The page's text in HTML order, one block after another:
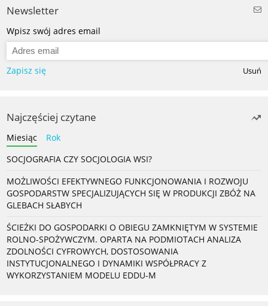
Newsletter
Wpisz swój adres email
Zapisz się Usuń
Najczęściej czytane
Miesiąc
Rok
SOCJOGRAFIA CZY SOCJOLOGIA WSI?
MOŻLIWOŚCI EFEKTYWNEGO FUNKCJONOWANIA I ROZWOJU
GOSPODARSTW SPECJALIZUJĄCYCH SIĘ W PRODUKCJI ZBÓŻ NA
GLEBACH SŁABYCH
ŚCIEŻKI DO GOSPODARKI O OBIEGU ZAMKNIĘTYM W SYSTEMIE
ROLNO-SPOŻYWCZYM. OPARTA NA PODMIOTACH ANALIZA
ZDOLNOŚCI CYFROWYCH, DOSTOSOWANIA
INSTYTUCJONALNEGO I DYNAMIKI WSPÓŁPRACY Z
WYKORZYSTANIEM MODELU EDDU-M